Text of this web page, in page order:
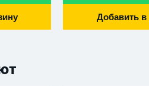
Добавить в